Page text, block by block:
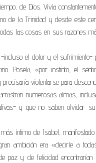
de Dios. Vivía
de la Trinidad y desde este
las cosas en sus razones
-incluso el dolor y el sufrimiento-
Poseía, «por instinto, el
violentarse para
numerosas almas,
y que no saben olvidar
íntimo de Isabel,
ambición era «decirle a
paz y de felicidad encontrarían